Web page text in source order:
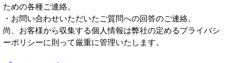
ための各種ご連絡。
・お問い合わせいただいたご質問への回答のご連絡。
尚、お客様から収集する個人情報は弊社の定めるプライバシ
ーポリシーに則って厳重に管理いたします。